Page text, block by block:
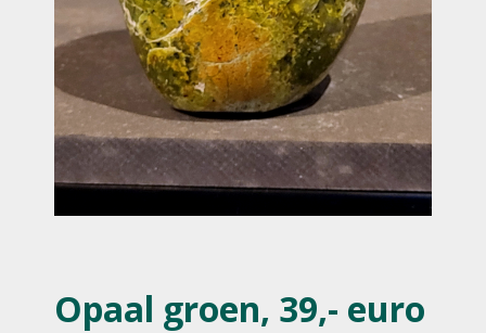
Opaal groen, 39,- euro